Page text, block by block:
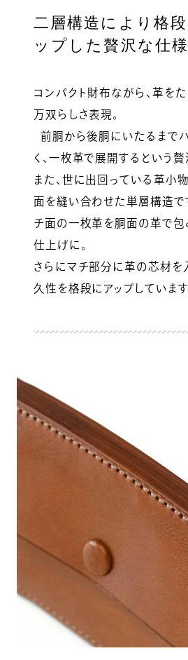
二層構造により格
ップした贅沢な仕様
コンパクト財布ながら、革を
万双らしさ表現。
前胴から後胴にいたるまで
く、一枚革で展開するという贅
また、世に出回っている革小
面を縫い合わせた単層構造で
チ面の一枚革を胴面の革で
仕上げに。
さらにマチ部分に革の芯材を
久性を格段にアップしています